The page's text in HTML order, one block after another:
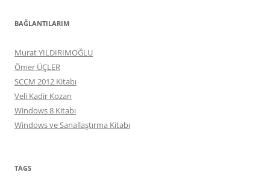
BAĞLANTILARIM
Murat YILDIRIMOĞLU
Ömer ÜÇLER
SCCM 2012 Kitabı
Veli Kadir Kozan
Windows 8 Kitabı
Windows ve Sanallaştırma Kitabı
TAGS